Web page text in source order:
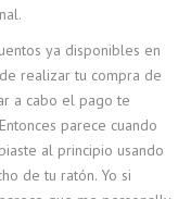
ya disponibles en
realizar tu compra de
a cabo el pago te
parece cuando
al principio usando
de tu ratón. Yo si